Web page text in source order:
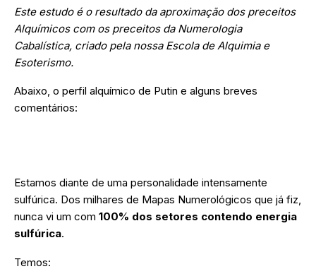
Este estudo é o resultado da aproximação dos preceitos
Alquímicos com os preceitos da Numerologia
Cabalística, criado pela nossa Escola de Alquimia e
Esoterismo.
Abaixo, o perfil alquímico de Putin e alguns breves
comentários:
Estamos diante de uma personalidade intensamente
sulfúrica. Dos milhares de Mapas Numerológicos que já fiz,
nunca vi um com 100% dos setores contendo energia
sulfúrica.
Temos: